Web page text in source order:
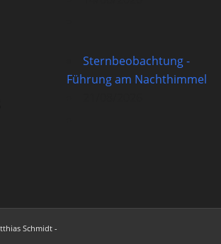
Sternbeobachtung -
Führung am Nachthimmel
Schmidt -